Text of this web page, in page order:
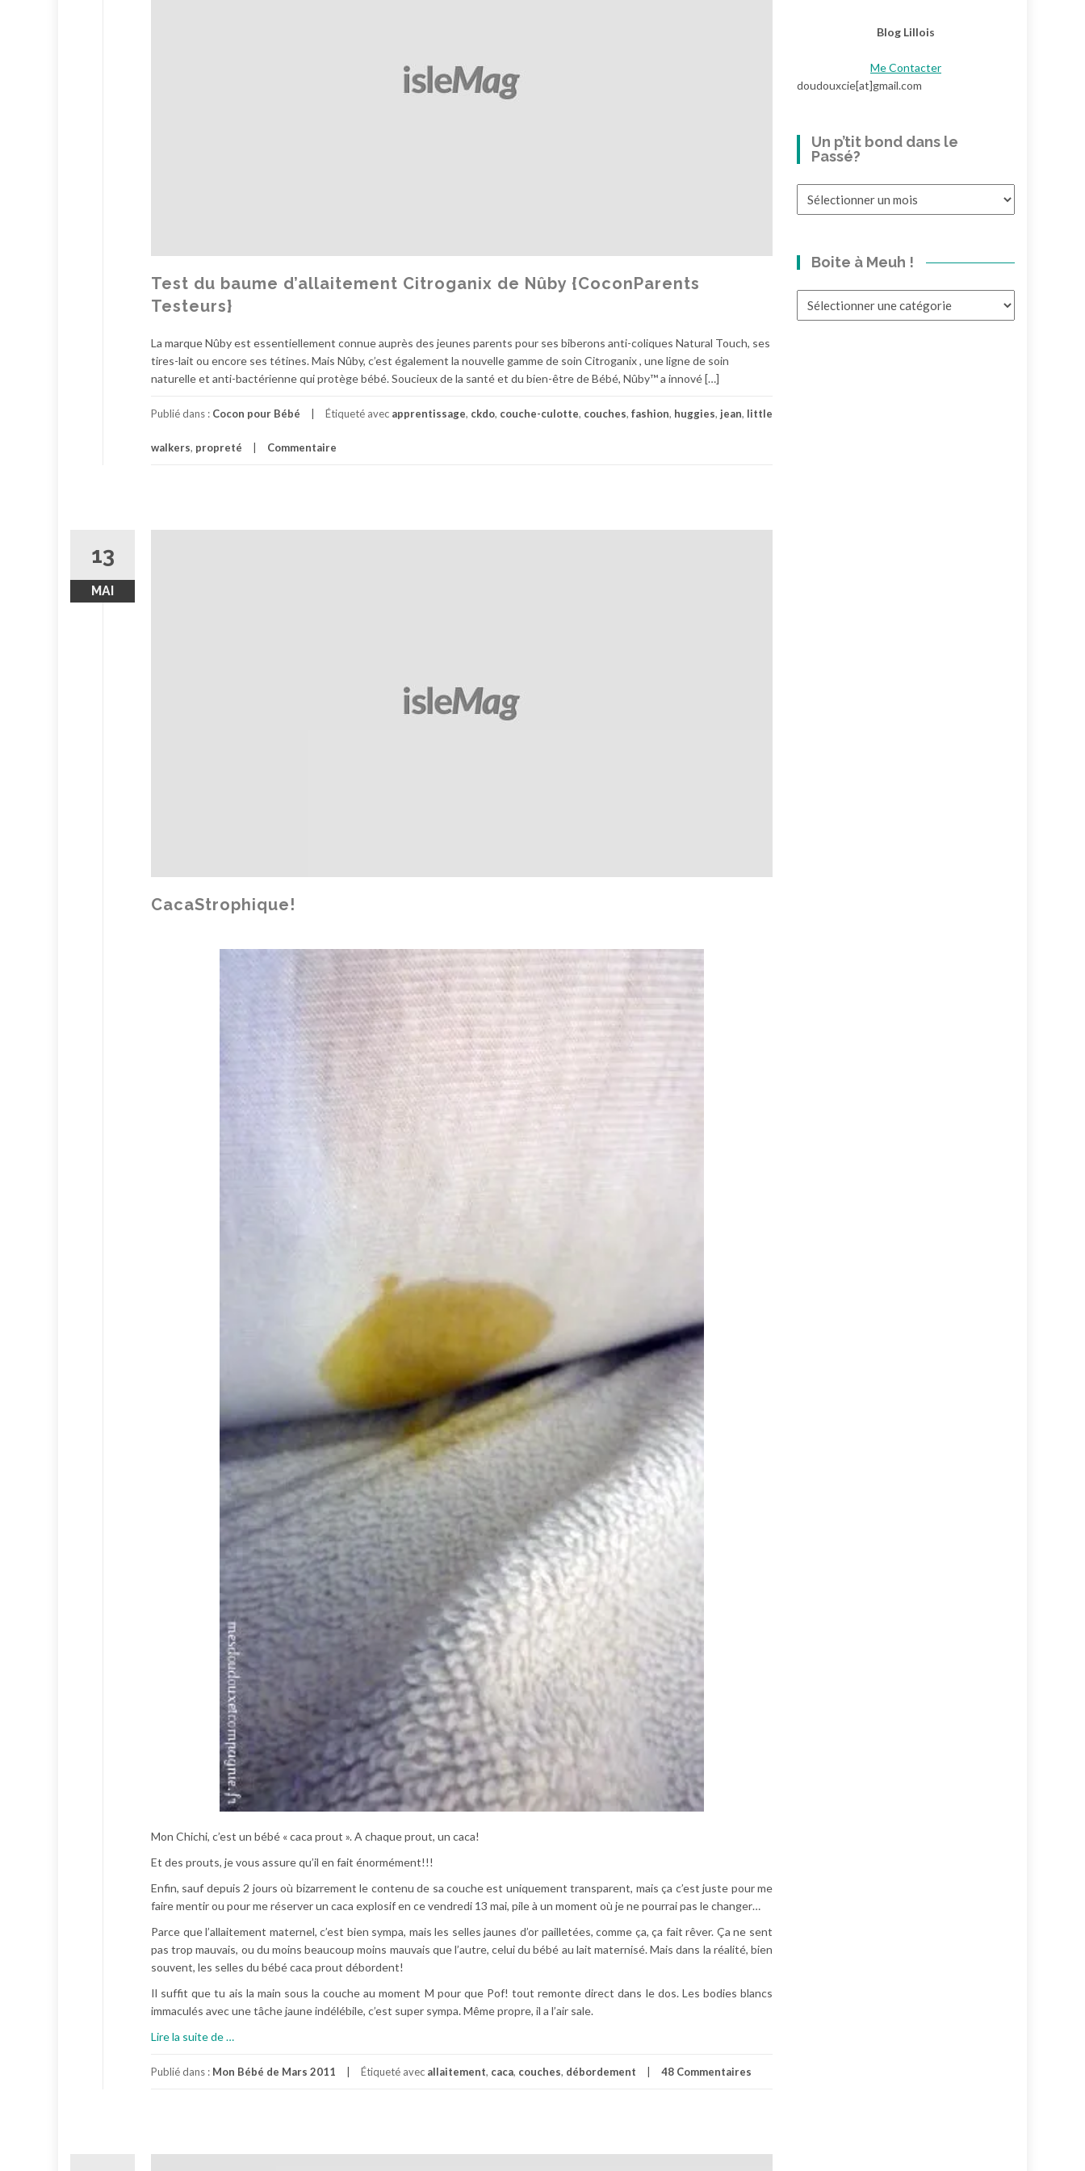
Test du baume d’allaitement Citroganix de Nûby {CoconParents
Testeurs}
La marque Nûby est essentiellement connue auprès des jeunes parents pour ses biberons anti-coliques Natural Touch, ses
tires-lait ou encore ses tétines. Mais Nûby, c’est également la nouvelle gamme de soin Citroganix , une ligne de soin
naturelle et anti-bactérienne qui protège bébé. Soucieux de la santé et du bien-être de Bébé, Nûby™ a innové […]
Publié dans : Cocon pour Bébé Étiqueté avec apprentissage, ckdo, couche-culotte, couches, fashion, huggies, jean, little
walkers, propreté Commentaire
13
MAI
CacaStrophique!
Mon Chichi, c’est un bébé « caca prout ». A chaque prout, un caca!
Et des prouts, je vous assure qu’il en fait énormément!!!
Enfin, sauf depuis 2 jours où bizarrement le contenu de sa couche est uniquement transparent, mais ça c’est juste pour me
faire mentir ou pour me réserver un caca explosif en ce vendredi 13 mai, pile à un moment où je ne pourrai pas le changer…
Parce que l’allaitement maternel, c’est bien sympa, mais les selles jaunes d’or pailletées, comme ça, ça fait rêver. Ça ne sent
pas trop mauvais, ou du moins beaucoup moins mauvais que l’autre, celui du bébé au lait maternisé. Mais dans la réalité, bien
souvent, les selles du bébé caca prout débordent!
Il suffit que tu ais la main sous la couche au moment M pour que Pof! tout remonte direct dans le dos. Les bodies blancs
immaculés avec une tâche jaune indélébile, c’est super sympa. Même propre, il a l’air sale.
Lire la suite de
r
…
Publié dans : Mon Bébé de Mars 2011 Étiqueté avec allaitement, caca, couches, débordement 48 Commentaires
Blog Lillois
Me Contacter
doudouxcie[at]gmail.com
Un p’tit bond dans le
Passé?
Boite à Meuh !